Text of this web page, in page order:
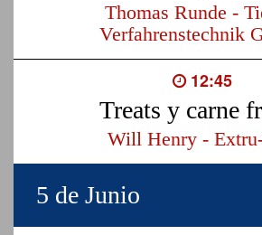
Thomas Runde -
Verfahrenstechnik
12:45
Treats y carne
Will Henry -
5 de Junio